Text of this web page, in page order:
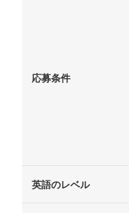
応募条件
英語のレベル